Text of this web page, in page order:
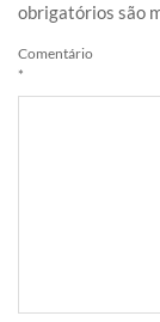
obrigatórios são
Comentário
*